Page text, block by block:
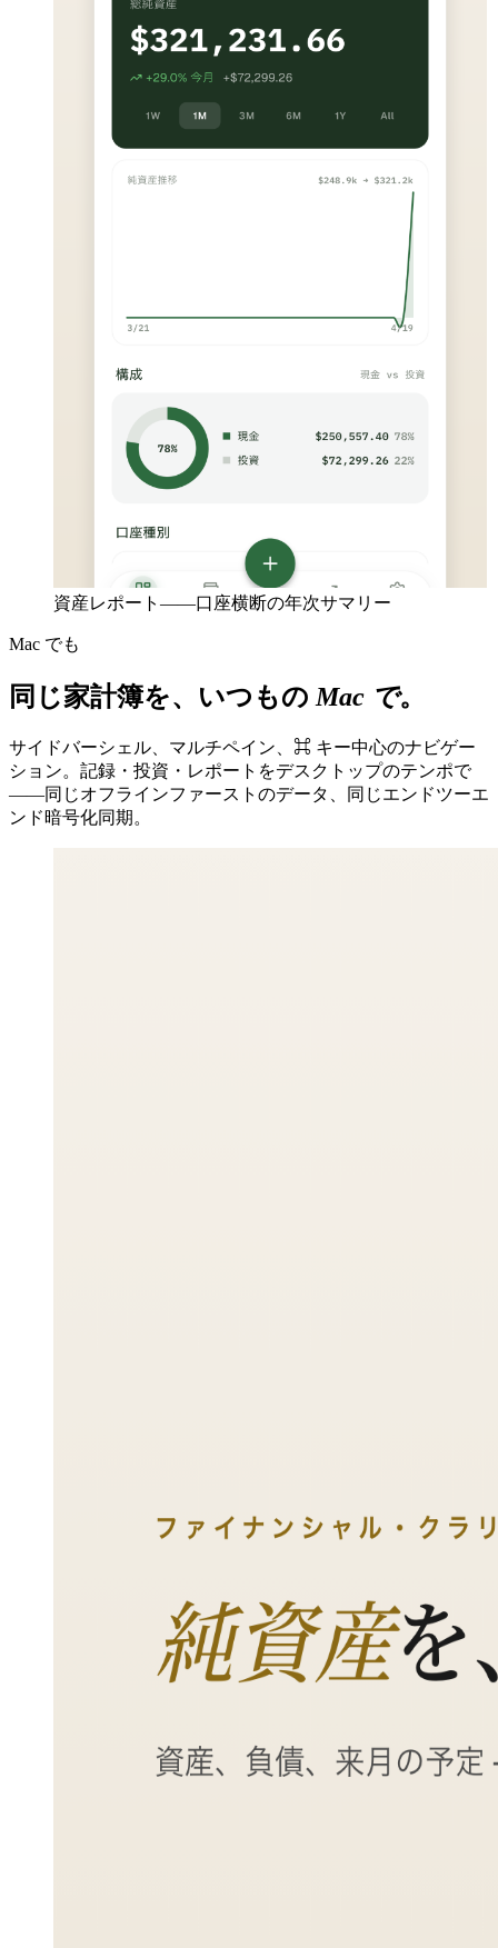
資産レポート——口座横断の年次サマリー
Mac でも
同じ家計簿を、いつもの Mac で。
サイドバーシェル、マルチペイン、⌘ キー中心のナビゲー
ション。記録・投資・レポートをデスクトップのテンポで
——同じオフラインファーストのデータ、同じエンドツーエ
ンド暗号化同期。